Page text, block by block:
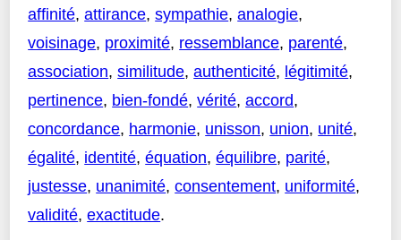
affinité,attirance,sympathie,analogie,
voisinage, proximité, ressemblance, parenté,
association,similitude,authenticité, légitimité,
pertinence, bien-fondé,vérité,accord,
concordance, harmonie, unisson, union, unité,
égalité, identité,équation,équilibre, parité,
justesse, unanimité,consentement, uniformité,
validité,exactitude.